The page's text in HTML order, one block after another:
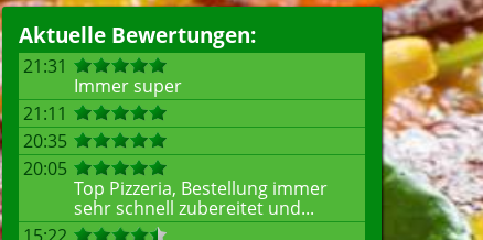
Aktuelle Bewertungen:
21:31
Immer super
21:11
20:35
20:05
Top Pizzeria, Bestellung immer
sehr schnell zubereitet und...